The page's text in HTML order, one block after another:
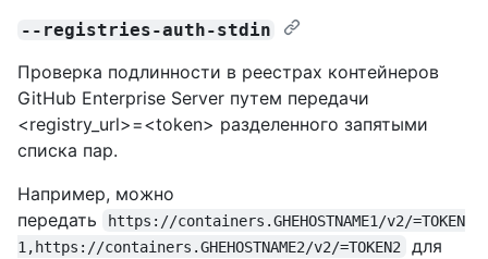
--registries-auth-stdin
Проверка подлинности в реестрах контейнеров
GitHub Enterprise Server путем передачи
<registry_url>=<token> разделенного запятыми
списка пар.
Например, можно
передать
https://containers.GHEHOSTNAME1/v2/=TOKEN
1,https://containers.GHEHOSTNAME2/v2/=TOKEN2
для